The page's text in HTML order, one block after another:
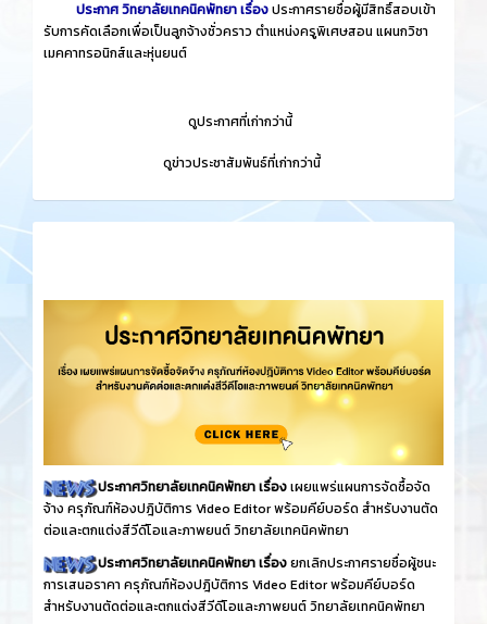
ประกาศ วิทยาลัยเทคนิคพัทยา เรื่องประกาศรายชื่อผู้มีสิทธิ์สอบเข้า
รับการคัดเลือกเพื่อเป็นลูกจ้างชั่วคราว ตำแหน่งครูพิเศษสอน แผนกวิชา
เมคคาทรอนิกส์และหุ่นยนต์
ดูประกาศที่เก่ากว่านี้
ดูข่าวประชาสัมพันธ์ที่เก่ากว่านี้
ประกาศวิทยาลัยเทคนิคพัทยา เรื่องเผยแพร่แผนการจัดซื้อจัด
จ้าง ครุภัณฑ์ห้องปฎิบัติการ Video Editor พร้อมคีย์บอร์ด สำหรับงานตัด
ต่อและตกแต่งสีวีดีโอและภาพยนต์ วิทยาลัยเทคนิคพัทยา
ประกาศวิทยาลัยเทคนิคพัทยา เรื่องยกเลิกประกาศรายชื่อผู้ชนะ
การเสนอราคา ครุภัณฑ์ห้องปฎิบัติการ Video Editor พร้อมคีย์บอร์ด
สำหรับงานตัดต่อและตกแต่งสีวีดีโอและภาพยนต์ วิทยาลัยเทคนิคพัทยา